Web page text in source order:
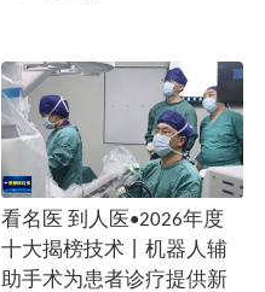
看名医 到人医•2026年度
十大揭榜技术丨机器人辅
助手术为患者诊疗提供新